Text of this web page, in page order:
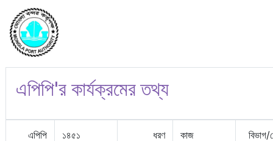
এপিপি'র কার্যক্রমের তথ্য
এপিপি
১৪৫১ ধরণ কাজ